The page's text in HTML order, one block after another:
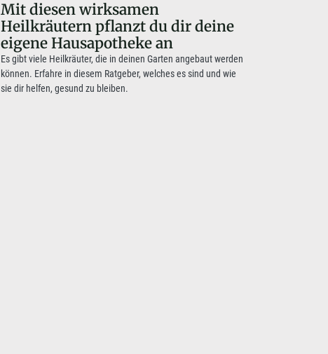
Mit diesen wirksamen
Heilkräutern pflanzt du dir deine
eigene Hausapotheke an
Es gibt viele Heilkräuter, die in deinen Garten angebaut werden
können. Erfahre in diesem Ratgeber, welches es sind und wie
sie dir helfen, gesund zu bleiben.